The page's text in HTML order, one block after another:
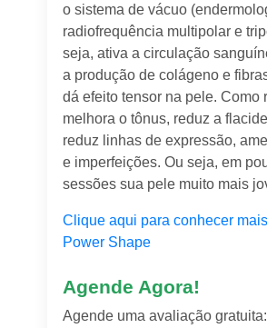
o sistema de vácuo
radiofrequência multipolar e
seja, ativa a circulação
a produção de colágeno e
dá efeito tensor na pele. Como
melhora o tônus, reduz a
reduz linhas de expressão,
e imperfeições. Ou seja, em
sessões sua pele muito mais
Clique aqui para conhecer
Power Shape
Agende Agora!
Agende uma avaliação